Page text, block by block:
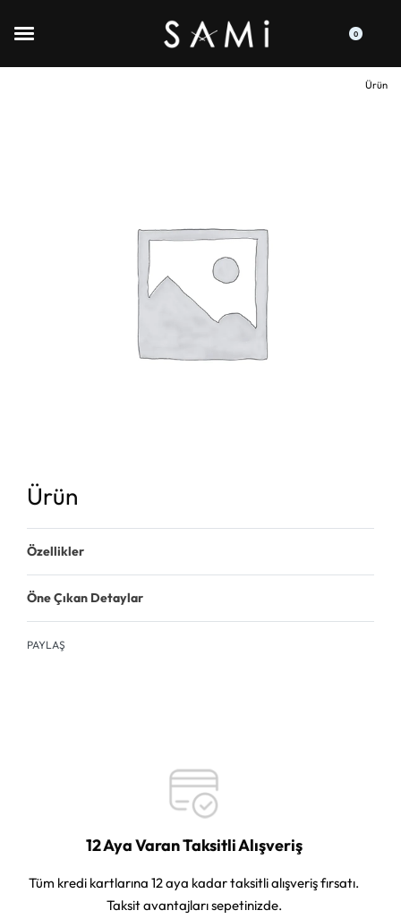
0
Ürün
Ürün
Özellikler
Öne Çıkan Detaylar
PAYLAŞ
12 Aya Varan Taksitli Alışveriş
Tüm kredi kartlarına 12 aya kadar taksitli alışveriş fırsatı.
Taksit avantajları sepetinizde.